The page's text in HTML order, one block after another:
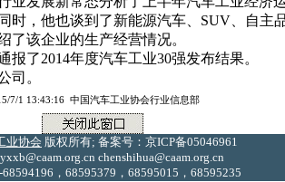
，他也谈到了新能源汽车、SUV、自主
该企业的生产经营情况。
了2014年度汽车工业30强发布结果。
司。
7/1 13:43:16 中国汽车工业协会行业信息部
业协会 版权所有; 备案号：京ICP备05046961
chenshihua@caam.org.cn
，68595379，68595015，68595235